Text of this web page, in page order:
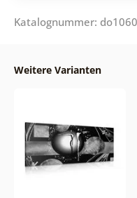
Katalognummer:
Weitere Varianten